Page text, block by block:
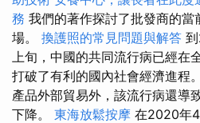
務 我們的著作探討了批發商的當
場。 換護照的常見問題與解答
上旬，中國的共同流行病已經在
打破了有利的國內社會經濟進程。
產品外部貿易外，該流行病還導
下降。 東海放鬆按摩 在2020年